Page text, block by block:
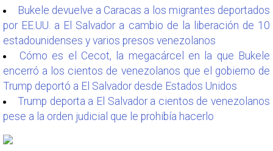
Bukele devuelve a Caracas a los migrantes deportados
por EE.UU. a El Salvador a cambio de la liberación de 10
estadounidenses y varios presos venezolanos
Cómo es el Cecot, la megacárcel en la que Bukele
encerró a los cientos de venezolanos que el gobierno de
Trump deportó a El Salvador desde Estados Unidos
Trump deporta a El Salvador a cientos de venezolanos
pese a la orden judicial que le prohibía hacerlo